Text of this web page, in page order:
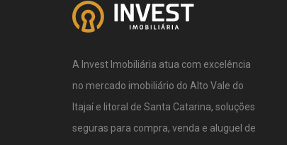
A Invest Imobiliária atua com excelência
no mercado imobiliário do Alto Vale do
Itajaí e litoral de Santa Catarina, soluções
seguras para compra, venda e aluguel de